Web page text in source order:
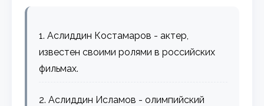
1. Аслиддин Костамаров - актер,
известен своими ролями в российских
фильмах.
2. Аслиддин Исламов - олимпийский